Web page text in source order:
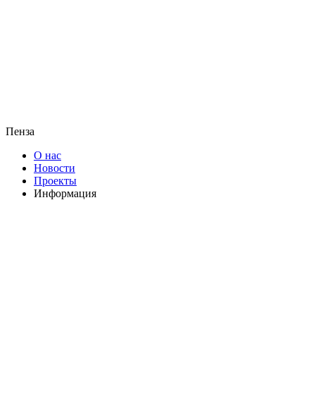
Пенза
О нас
Новости
Проекты
Информация